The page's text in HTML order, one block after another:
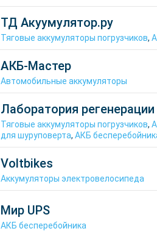
ТД Акуумулятор.ру
Тяговые аккумуляторы погрузчиков,
АКБ-Мастер
Автомобильные аккумуляторы
Лаборатория
Тяговые аккумуляторы погрузчиков,
для шуруповерта, АКБ
Voltbikes
Аккумуляторы электровелосипеда
Мир UPS
АКБ бесперебойника